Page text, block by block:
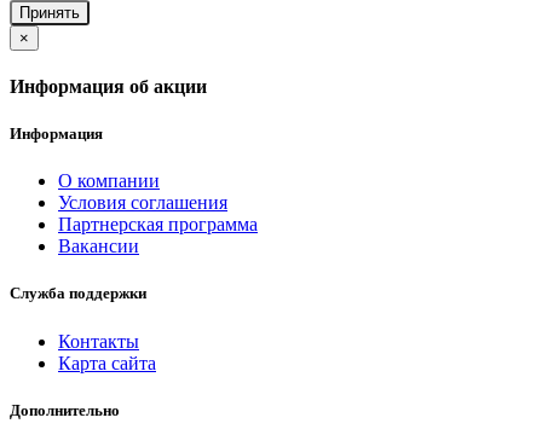
Принять
×
Информация об акции
Информация
О компании
Условия соглашения
Партнерская программа
Вакансии
Служба поддержки
Контакты
Карта сайта
Дополнительно